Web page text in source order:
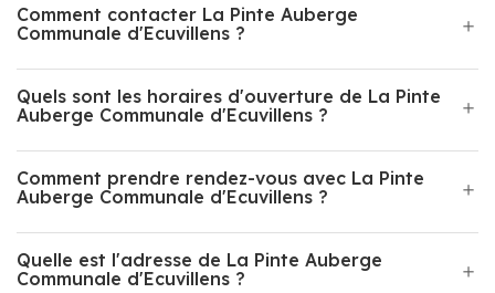
Comment contacter La Pinte Auberge
Communale d'Ecuvillens ?
Quels sont les horaires d'ouverture de La Pinte
Auberge Communale d'Ecuvillens ?
Comment prendre rendez-vous avec La Pinte
Auberge Communale d'Ecuvillens ?
Quelle est l'adresse de La Pinte Auberge
Communale d'Ecuvillens ?